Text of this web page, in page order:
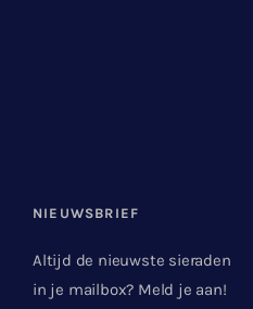
NIEUWSBRIEF
Altijd de nieuwste sieraden
in je mailbox? Meld je aan!